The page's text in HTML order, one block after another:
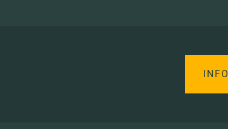
INFO